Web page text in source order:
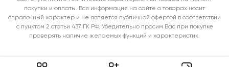
покупки и оплаты. Вся информация на сайте о товарах носит
справочный характер и не является публичной офертой в соответствии
с пунктом 2 статьи 437 ГК РФ. Убедительно просим Вас при покупке
проверять наличие желаемых функций и характеристик.